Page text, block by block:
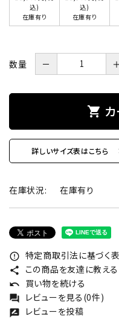
込)
在庫有り
込)
在庫有り
数量 － ＋
shopping_cart
詳しいサイズ表はこちら
在庫状況: 在庫有り
error_outline 特定商取引法に基づく
share この商品を友達に教える
undo 買い物を続ける
forum レビューを見る(0件)
rate_review レビューを投稿